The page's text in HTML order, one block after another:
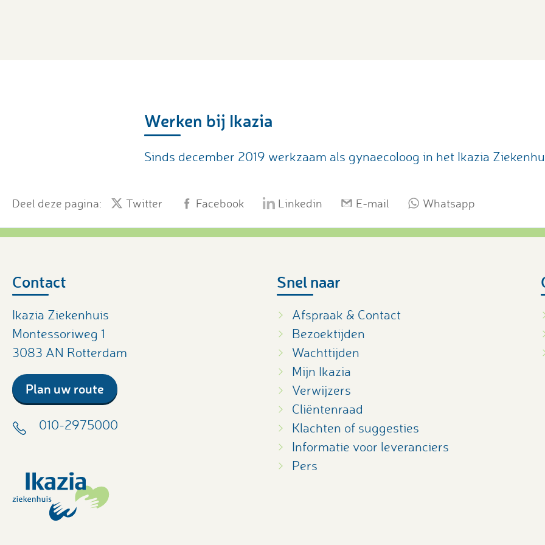
Werken bij Ikazia
Sinds december 2019 werkzaam als gynaecoloog in het Ikazia
Deel deze pagina: Twitter Facebook Linkedin E-mail Whatsapp
Contact
Ikazia Ziekenhuis
Montessoriweg 1
3083 AN Rotterdam
Plan uw route
010-2975000
Snel naar
Afspraak & Contact
Bezoektijden
Wachttijden
Mijn Ikazia
Verwijzers
Cliëntenraad
Klachten of suggesties
Informatie voor leveranciers
Pers